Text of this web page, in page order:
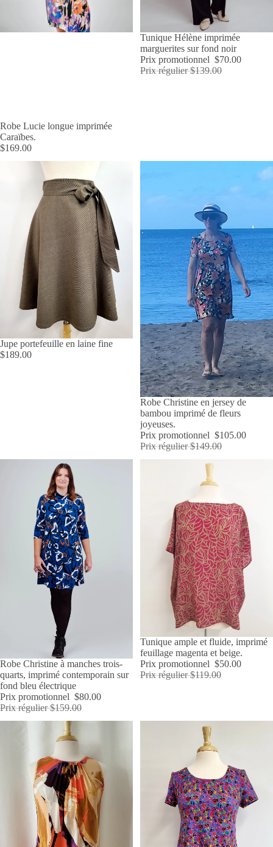
ÉPUISÉ
Robe Lucie longue imprimée
Caraïbes.
$169.00
PROMOTION
Tunique Hélène imprimée
marguerites sur fond noir
Prix promotionnel $70.00
Prix régulier$139.00
ÉPUISÉ
Jupe portefeuille en laine fine
$189.00
ÉPUISÉ
Robe Christine en jersey de
bambou imprimé de fleurs
joyeuses.
Prix promotionnel $105.00
Prix régulier$149.00
PROMOTION
Robe Christine à manches trois-
quarts, imprimé contemporain sur
fond bleu électrique
Prix promotionnel $80.00
Prix régulier$159.00
PROMOTION
Tunique ample et fluide, imprimé
feuillage magenta et beige.
Prix promotionnel $50.00
Prix régulier$119.00